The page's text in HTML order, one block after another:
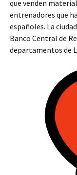
que venden
entrenadores que
españoles. La
Banco Central de
departamentos de